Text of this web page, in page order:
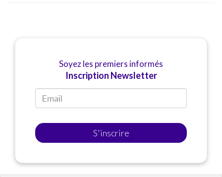
Soyez les premiers informés
Inscription Newsletter
S'inscrire